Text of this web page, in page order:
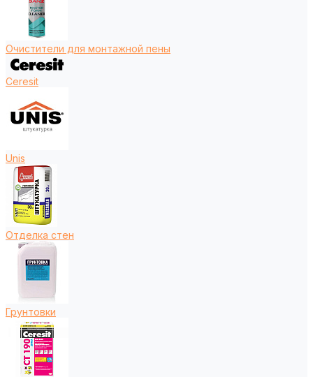
Очистители для монтажной пены
Ceresit
Unis
Отделка стен
Грунтовки